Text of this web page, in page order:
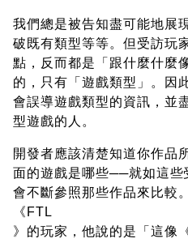
我們總是被告知盡可能地展
破既有類型等等。但受訪玩
點，反而都是「跟什麼什麼
的，只有「遊戲類型」。因
會誤導遊戲類型的資訊，並
型遊戲的人。
開發者應該清楚知道你作品
面的遊戲是哪些──就如這些
會不斷參照那些作品來比較
《FTL
》的玩家，他說的是「這像